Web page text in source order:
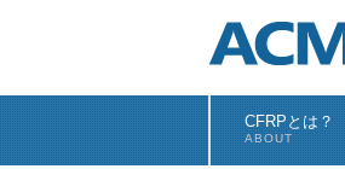
CFRPとは？
ABOUT